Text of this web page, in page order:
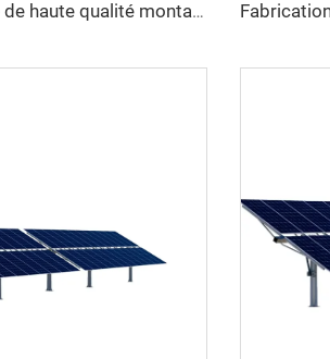
Suiveur solaire à un axe de haute qualité montage facile module plat double verre système solaire 10kW excellent rapport qualité-prix en acier